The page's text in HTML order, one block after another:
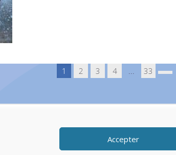
Accepter
1 2 3 4 33